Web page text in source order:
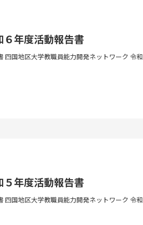
６年度活動報告書
四国地区大学教職員能力開発ネットワーク
５年度活動報告書
四国地区大学教職員能力開発ネットワーク